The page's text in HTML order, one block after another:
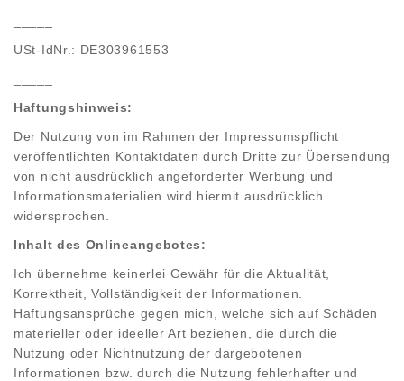
USt-IdNr.: DE303961553
Haftungshinweis:
Der Nutzung von im Rahmen der Impressumspflicht
veröffentlichten Kontaktdaten durch Dritte zur Übersendung
von nicht ausdrücklich angeforderter Werbung und
Informationsmaterialien wird hiermit ausdrücklich
widersprochen.
Inhalt des Onlineangebotes:
Ich übernehme keinerlei Gewähr für die Aktualität,
Korrektheit, Vollständigkeit der Informationen.
Haftungsansprüche gegen mich, welche sich auf Schäden
materieller oder ideeller Art beziehen, die durch die
Nutzung oder Nichtnutzung der dargebotenen
Informationen bzw. durch die Nutzung fehlerhafter und